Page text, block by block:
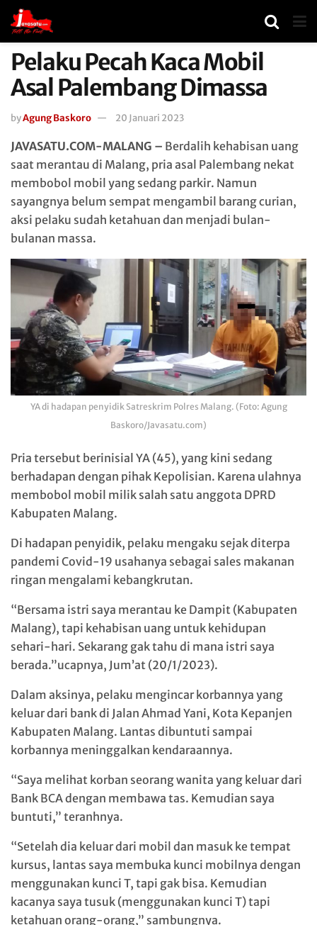
Pelaku Pecah Kaca Mobil
Asal Palembang Dimassa
byAgung Baskoro 20 Januari 2023
JAVASATU.COM-MALANG – Berdalih kehabisan uang
saat merantau di Malang, pria asal Palembang nekat
membobol mobil yang sedang parkir. Namun
sayangnya belum sempat mengambil barang curian,
aksi pelaku sudah ketahuan dan menjadi bulan-
bulanan massa.
YA di hadapan penyidik Satreskrim Polres Malang. (Foto: Agung
Baskoro/Javasatu.com)
Pria tersebut berinisial YA (45), yang kini sedang
berhadapan dengan pihak Kepolisian. Karena ulahnya
membobol mobil milik salah satu anggota DPRD
Kabupaten Malang.
Di hadapan penyidik, pelaku mengaku sejak diterpa
pandemi Covid-19 usahanya sebagai sales makanan
ringan mengalami kebangkrutan.
“Bersama istri saya merantau ke Dampit (Kabupaten
Malang), tapi kehabisan uang untuk kehidupan
sehari-hari. Sekarang gak tahu di mana istri saya
berada.”ucapnya, Jum’at (20/1/2023).
Dalam aksinya, pelaku mengincar korbannya yang
keluar dari bank di Jalan Ahmad Yani, Kota Kepanjen
Kabupaten Malang. Lantas dibuntuti sampai
korbannya meninggalkan kendaraannya.
“Saya melihat korban seorang wanita yang keluar dari
Bank BCA dengan membawa tas. Kemudian saya
buntuti,” teranhnya.
“Setelah dia keluar dari mobil dan masuk ke tempat
kursus, lantas saya membuka kunci mobilnya dengan
menggunakan kunci T, tapi gak bisa. Kemudian
kacanya saya tusuk (menggunakan kunci T) tapi
ketahuan orang-orang,” sambungnya.